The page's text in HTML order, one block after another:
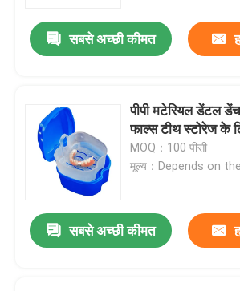
सबसे अच्छी कीमत
पीपी मटेरियल डेंटल
फाल्स टीथ स्टोरेज के
MOQ：100 पीसी
मूल्य：Depends on
सबसे अच्छी कीमत